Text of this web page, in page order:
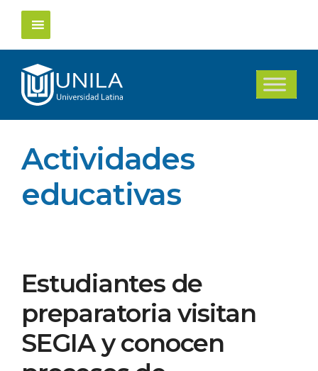
Saltar
contenido
Actividades
educativas
Estudiantes de
preparatoria visitan
SEGIA y conocen